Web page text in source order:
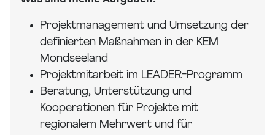
Projektmanagement und Umsetzung der
definierten Maßnahmen in der KEM
Mondseeland
Projektmitarbeit im LEADER-Programm
Beratung, Unterstützung und
Kooperationen für Projekte mit
regionalem Mehrwert und für